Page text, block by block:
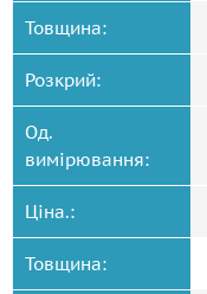
Товщина:
Розкрий:
Од.
вимірювання:
Ціна.:
Товщина: